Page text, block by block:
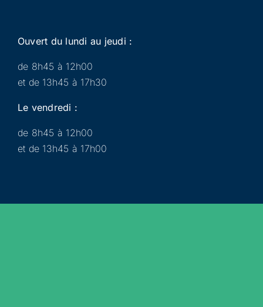
Ouvert du lundi au jeudi :
de 8h45 à 12h00
et de 13h45 à 17h30
Le vendredi :
de 8h45 à 12h00
et de 13h45 à 17h00